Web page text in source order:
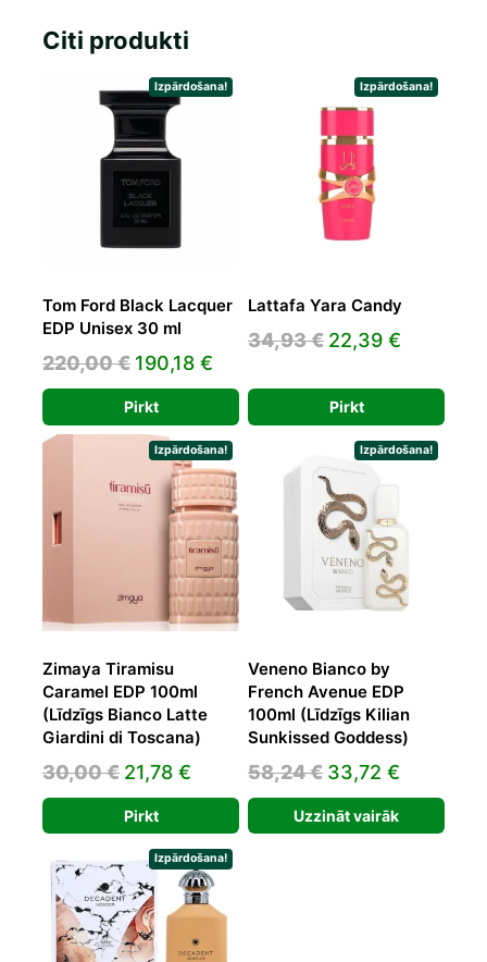
Citi produkti
Izpārdošana!
Tom Ford Black Lacquer
EDP Unisex 30 ml
220,00€ Original
price
was:
220,00 €.
190,18 €
price
is:
190,18 €.
Pirkt
Izpārdošana!
Lattafa Yara Candy
34,93€ Original
was:
34,93 €.
22,39 €
22,39 €.
Pirkt
Izpārdošana!
Zimaya Tiramisu
Caramel EDP 100ml
(Līdzīgs Bianco Latte
Giardini di Toscana)
30,00€ Original
price
was:
30,00 €.
21,78 € Current
price
is:
21,78 €.
Pirkt
Izpārdošana!
Veneno Bianco by
French Avenue EDP
100ml (Līdzīgs Kilian
Sunkissed Goddess)
58,24€ Original
price
was:
33,72 €
price
is:
Uzzināt vairāk
Izpārdošana!